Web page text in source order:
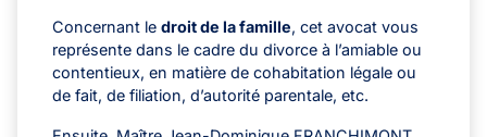
Concernant le droit de la famille, cet avocat vous
représente dans le cadre du divorce à l’amiable ou
contentieux, en matière de cohabitation légale ou
de fait, de filiation, d’autorité parentale, etc.